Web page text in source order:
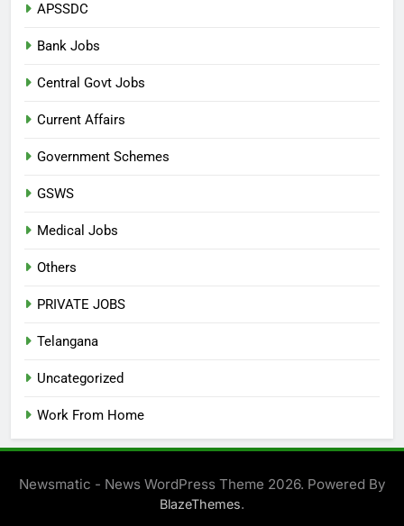
APSSDC
Bank Jobs
Central Govt Jobs
Current Affairs
Government Schemes
GSWS
Medical Jobs
Others
PRIVATE JOBS
Telangana
Uncategorized
Work From Home
Newsmatic - News WordPress Theme 2026. Powered By
BlazeThemes.